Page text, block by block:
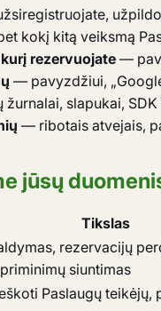
kokį kitą veiksmą
rezervuojate —
— pavyzdžiui,
slapukai,
— ribotais atvejais,
jūsų
Tikslas
rezervacijų
siuntimas
Paslaugų teikėjų,